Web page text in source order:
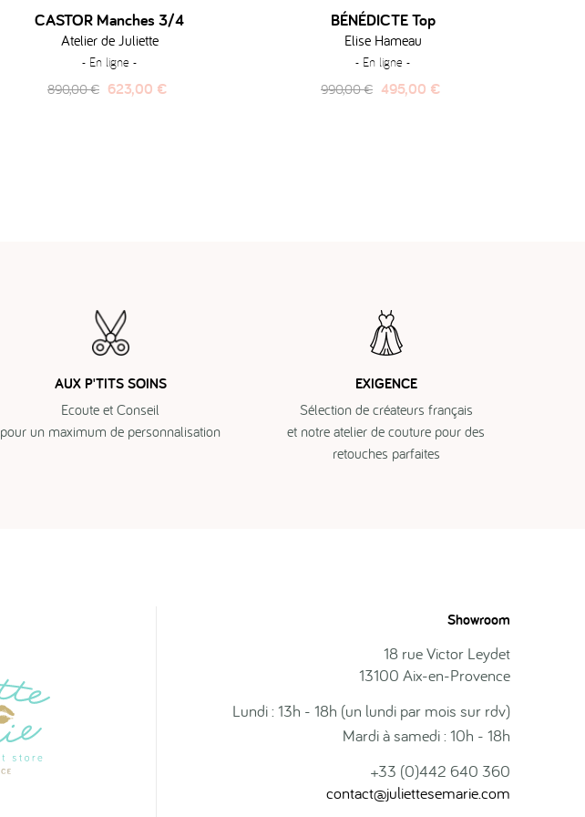
CASTOR Manches 3/4
Atelier de Juliette
- En ligne -
Prix
890,00 € Prix
623,00 €
BÉNÉDICTE Top
Elise Hameau
- En ligne -
Prix
990,00 € Prix
495,00 €
AUX P'TITS SOINS
Ecoute et Conseil
pour un maximum de personnalisation
EXIGENCE
Sélection de créateurs français
et notre atelier de couture pour des
retouches parfaites
Showroom
18 rue Victor Leydet
13100 Aix-en-Provence
Lundi : 13h - 18h (un lundi par mois sur rdv)
Mardi à samedi : 10h - 18h
+33 (0)442 640 360
contact@juliettesemarie.com